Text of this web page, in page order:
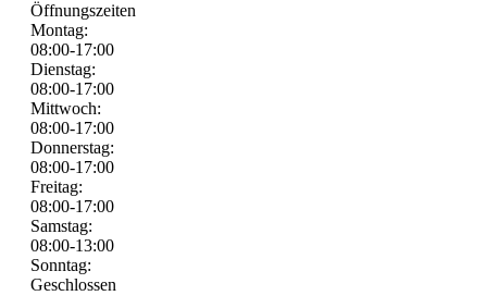
Öffnungszeiten
Montag:
08:00-17:00
Dienstag:
08:00-17:00
Mittwoch:
08:00-17:00
Donnerstag:
08:00-17:00
Freitag:
08:00-17:00
Samstag:
08:00-13:00
Sonntag:
Geschlossen